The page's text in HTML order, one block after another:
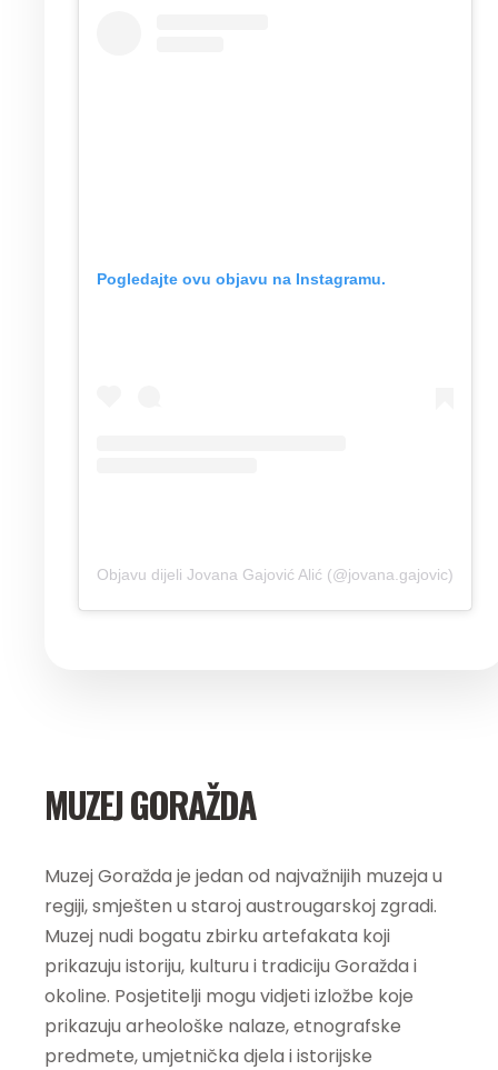
Pogledajte ovu objavu na Instagramu.
Objavu dijeli Jovana Gajović Alić (@jovana.gajovic)
MUZEJ GORAŽDA
Muzej Goražda je jedan od najvažnijih muzeja u
regiji, smješten u staroj austrougarskoj zgradi.
Muzej nudi bogatu zbirku artefakata koji
prikazuju istoriju, kulturu i tradiciju Goražda i
okoline. Posjetitelji mogu vidjeti izložbe koje
prikazuju arheološke nalaze, etnografske
predmete, umjetnička djela i istorijske